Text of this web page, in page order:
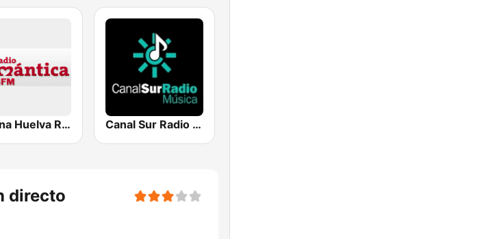
Antena Huelva Radio Romantica Canal Sur Radio Música
directo